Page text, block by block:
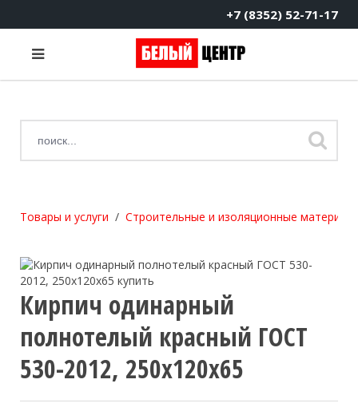
+7 (8352) 52-71-17
Товары и услуги Строительные и изоляционные
Кирпич одинарный
полнотелый красный ГОСТ
530-2012, 250х120х65